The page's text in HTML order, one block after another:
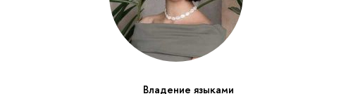
Владение языками